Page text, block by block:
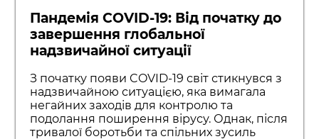
Пандемія COVID-19: Від початку до
завершення глобальної
надзвичайної ситуації
З початку появи COVID-19 світ стикнувся з
надзвичайною ситуацією, яка вимагала
негайних заходів для контролю та
подолання поширення вірусу. Однак, після
тривалої боротьби та спільних зусиль